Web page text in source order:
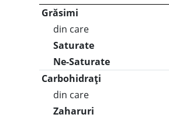
Grăsimi
din care
Saturate
Ne-Saturate
Carbohidrați
din care
Zaharuri